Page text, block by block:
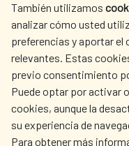
También utilizamos
analizar cómo usted
preferencias y aportar el
relevantes. Estas
previo consentimiento
Puede optar por activar
cookies, aunque la
su experiencia de
Para obtener más
OUR SOCIAL MEDIA